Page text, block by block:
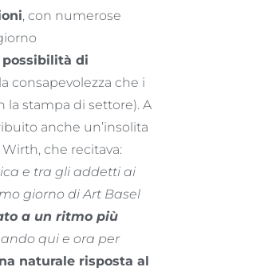
, con numerose
possibilità di
consapevolezza che i
stampa di settore). A
anche un’insolita
che recitava:
e tra gli addetti ai
giorno di Art Basel
a un ritmo più
qui e ora per
naturale risposta al